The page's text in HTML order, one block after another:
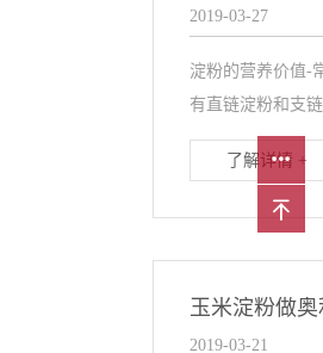
2019-03-27
淀粉的营养价值-
有直链淀粉和支
了解详情 +
玉米淀粉做
2019-03-21